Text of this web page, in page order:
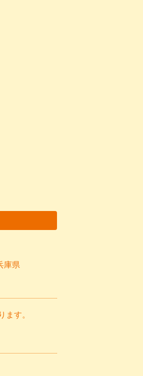
庫県
す。